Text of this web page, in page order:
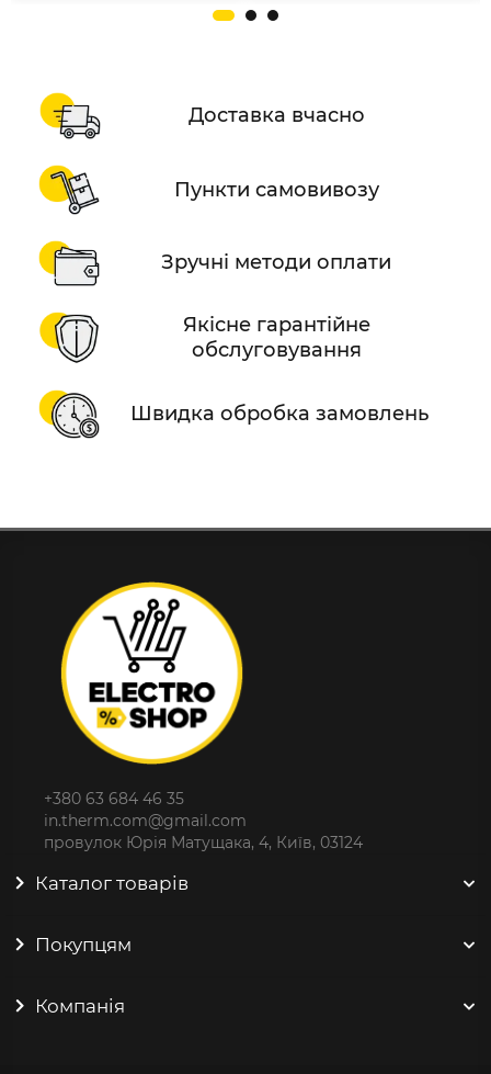
Доставка вчасно
Пункти самовивозу
Зручні методи оплати
Якісне гарантійне
обслуговування
Швидка обробка замовлень
+380 63 684 46 35
in.therm.com@gmail.com
провулок Юрія Матущака, 4, Київ, 03124
Каталог товарів
Покупцям
Компанія